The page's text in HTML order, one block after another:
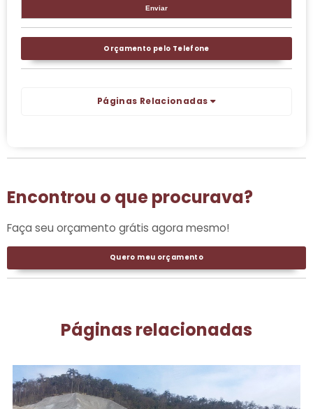
Orçamento pelo Telefone
Páginas Relacionadas
Encontrou o que procurava?
Faça seu orçamento grátis agora mesmo!
Quero meu orçamento
Páginas relacionadas